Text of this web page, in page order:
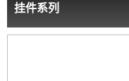
关于我们
挂件系列
挂件系列